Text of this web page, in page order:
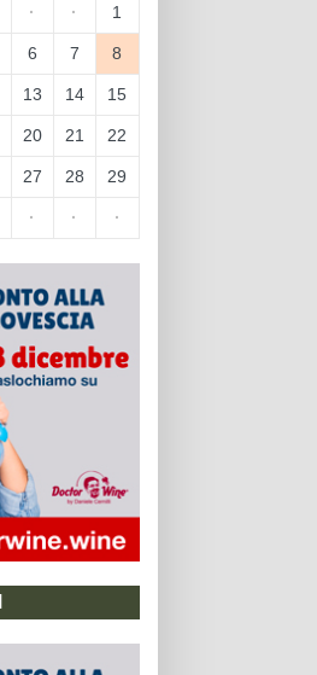
· · 1
6 7 8
13 14 15
20 21 22
27 28 29
· · ·